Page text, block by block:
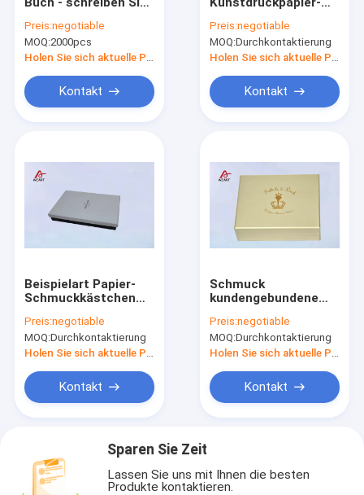
Geschenkbox für
Frucht-Tee
Preis:negotiable
MOQ:2000pcs
Kontakt
Darstellungs-
Oberflächenkästen
mit Deckel,
leichten Berührung
Preis:negotiable
MOQ:Durchkontaktierung
Kontakt
Beispielart Papier-
Schmuckkästchen
Farbe Schwarzweiss
Preis:negotiable
MOQ:Durchkontaktierung
Holen Sie sich aktuelle Preis
Kontakt
Schmuck
kundengebundene
Art Kasten-
Goldfarbheiße
gestempelte
Preis:negotiable
MOQ:Durchkontaktierung
Holen Sie sich aktuelle Preis
Kontakt
Sparen Sie Zeit
Lassen Sie uns mit Ihnen die besten
Produkte kontaktieren.